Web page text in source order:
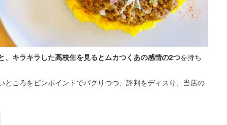
、キラキラした高校生を見るとムカつくあの感情の2つを持ち
ころをピンポイントでパクりつつ、評判をディスり、当店の